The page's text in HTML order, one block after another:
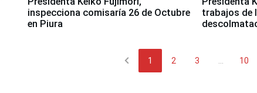
inspecciona comisaría 26 de Octubre
en Piura
trabajos de
chevron_left 1 2 3 10